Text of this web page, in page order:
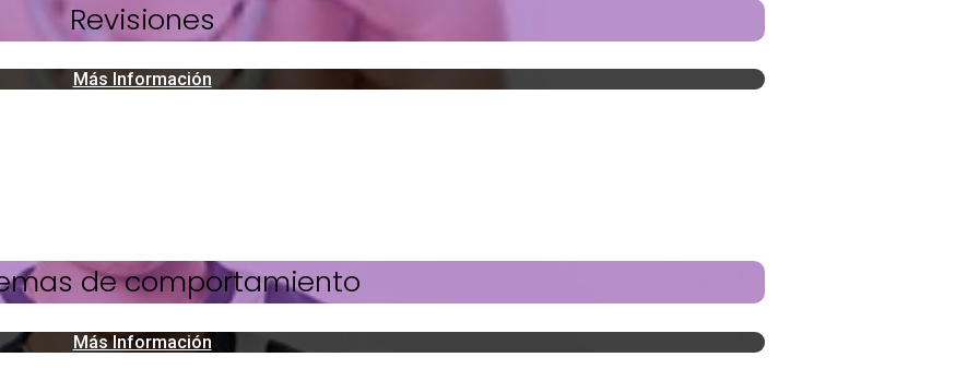
Revisiones
Más Información
de comportamiento
Más Información